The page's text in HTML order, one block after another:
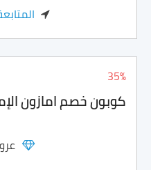
35%
كوبون خصم امازون